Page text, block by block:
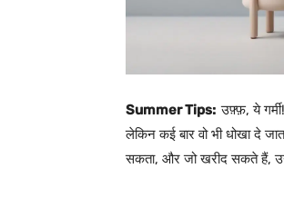
Summer Tips:उफ़्फ़, ये
लेकिन कई बार वो भी धोखा दे
सकता, और जो खरीद सकते हैं,